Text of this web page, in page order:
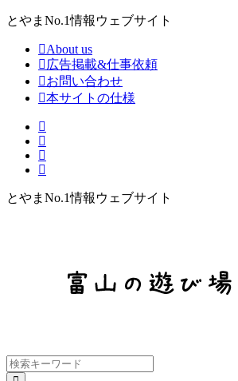
とやまNo.1情報ウェブサイト
About us
広告掲載&仕事依頼
お問い合わせ
本サイトの仕様
とやまNo.1情報ウェブサイト